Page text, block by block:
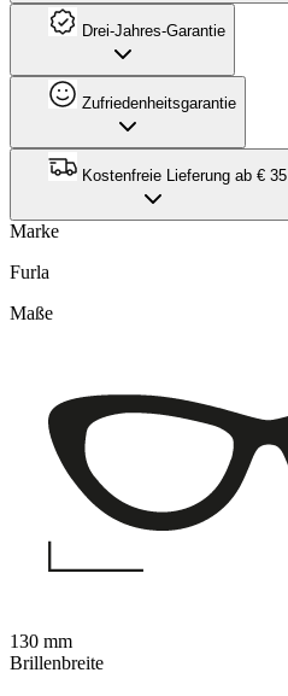
Drei-Jahres-Garantie
Zufriedenheitsgarantie
Kostenfreie Lieferung ab € 35
Marke
Furla
Maße
130 mm
Brillenbreite